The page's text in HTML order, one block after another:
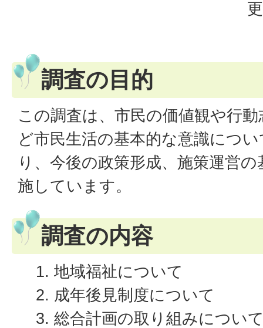
調査の目的
この調査は、市民の価値観や行
ど市民生活の基本的な意識につ
り、今後の政策形成、施策運営
施しています。
調査の内容
地域福祉について
成年後見制度について
総合計画の取り組みについ